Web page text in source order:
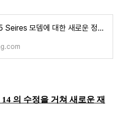
iPhone 15 Seires 모뎀에 대한 새로운 정보가 등장? 그 내용은 무엇인가?
14 의 수정을 거쳐 새로운 재